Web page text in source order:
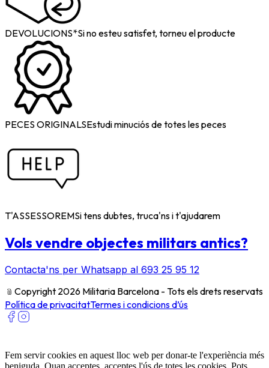
DEVOLUCIONS*Si no esteu satisfet, torneu el producte
PECES ORIGINALSEstudi minuciós de totes les peces
T'ASSESSOREMSi tens dubtes, truca'ns i t'ajudarem
Vols vendre objectes militars antics?
Contacta'ns per Whatsapp al 693 25 95 12
﹫ Copyright 2026 Militaria Barcelona - Tots els drets reservats
Política de privacitatTermes i condicions d’ús
Fem servir cookies en aquest lloc web per donar-te l'experiència més
beniguda. Quan acceptes, acceptes l'ús de totes les cookies. Pots